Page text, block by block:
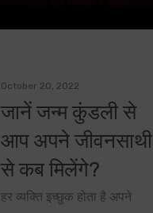
October 20, 2022
जानें जन्म कुंडली से
आप अपने जीवनसाथी
से कब मिलेंगे?
हर व्यक्ति इच्छुक होता है अपने